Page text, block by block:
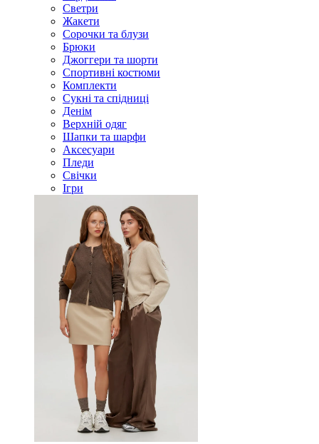
Светри
Жакети
Сорочки та блузи
Брюки
Джоггери та шорти
Спортивні костюми
Комплекти
Сукні та спідниці
Денім
Верхній одяг
Шапки та шарфи
Аксесуари
Пледи
Свічки
Ігри